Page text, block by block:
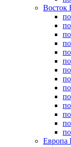
Восток
Европа